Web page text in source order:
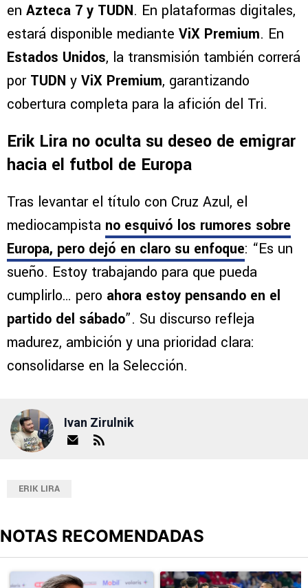
en Azteca 7 y TUDN. En plataformas digitales,
estará disponible mediante ViX Premium. En
Estados Unidos, la transmisión también correrá
por TUDN y ViX Premium, garantizando
cobertura completa para la afición del Tri.
Erik Lira no oculta su deseo de emigrar
hacia el futbol de Europa
Tras levantar el título con Cruz Azul, el
mediocampista no esquivó los rumores sobre
Europa, pero dejó en claro su enfoque: “Es un
sueño. Estoy trabajando para que pueda
cumplirlo… pero ahora estoy pensando en el
partido del sábado”. Su discurso refleja
madurez, ambición y una prioridad clara:
consolidarse en la Selección.
Ivan Zirulnik
ERIK LIRA
NOTAS RECOMENDADAS
Un artículo de tendencia con el título "La contundente queja de
Un artículo de tendencia con el